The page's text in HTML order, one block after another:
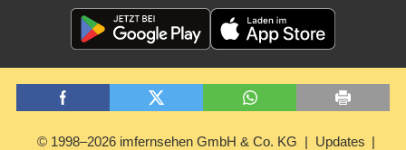
© 1998–2026 imfernsehen GmbH & Co. KG Updates